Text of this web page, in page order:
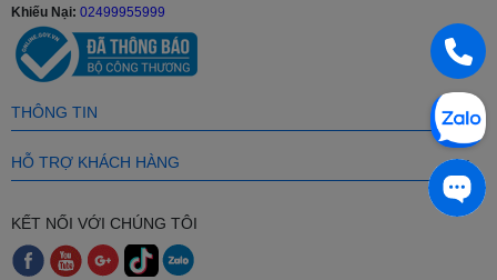
Các công nghệ nổi bật ở Tủ lạnh Samsung
Công nghệ làm lạnh vòm All-around Cooling
Diệt khuẩn, khử mùi lọc không khí bằng than hoạt tính
Tiết kiệm điện, chạy êm ái Digital Inverter
Green Air tự hào là nhà phân phối trực tiếp sản phẩm từ các nhãn
hàng nổi tiếng sau đây: Panasonic, Toshiba, Samsung, LG, Hitachi,
Sharp,...
Luôn cung cấp sản phẩm chính hãng được nhập trực tiếp từ
Khiếu Nại: 02499955999
THÔNG TIN
HỖ TRỢ KHÁCH HÀNG
KẾT NỐI VỚI CHÚNG TÔI